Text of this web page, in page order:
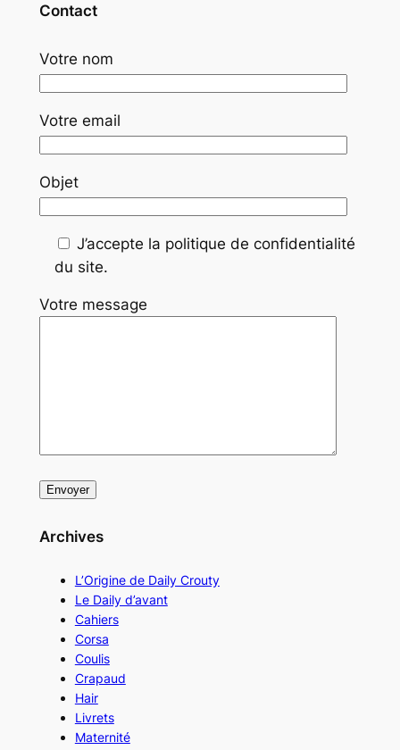
Contact
Votre nom
Votre email
Objet
J’accepte la politique de confidentialité
du site.
Votre message
Archives
L’Origine de Daily Crouty
Le Daily d’avant
Cahiers
Corsa
Coulis
Crapaud
Hair
Livrets
Maternité